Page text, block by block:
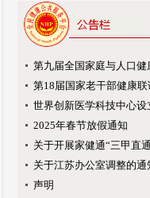
第九届全国家庭与人口健
第18届国家老干部健康
世界创新医学科技中心设
2025年春节放假通知
关于开展家健通“三甲直
关于江苏办公室调整的通
声明